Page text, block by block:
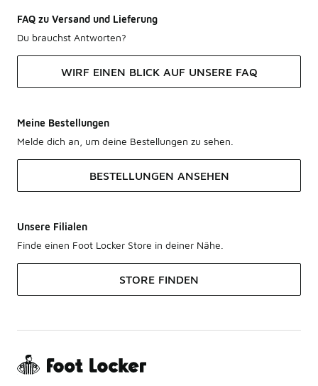
FAQ zu Versand und Lieferung
Du brauchst Antworten?
WIRF EINEN BLICK AUF UNSERE FAQ
Meine Bestellungen
Melde dich an, um deine Bestellungen zu sehen.
BESTELLUNGEN ANSEHEN
Unsere Filialen
Finde einen Foot Locker Store in deiner Nähe.
STORE FINDEN